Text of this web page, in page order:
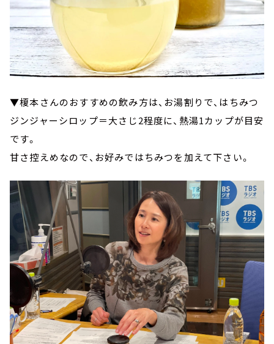
▼榎本さんのおすすめの飲み方は、お湯割りで、はちみつ
ジンジャーシロップ＝大さじ2程度に、熱湯1カップが目安
です。
甘さ控えめなので、お好みではちみつを加えて下さい。